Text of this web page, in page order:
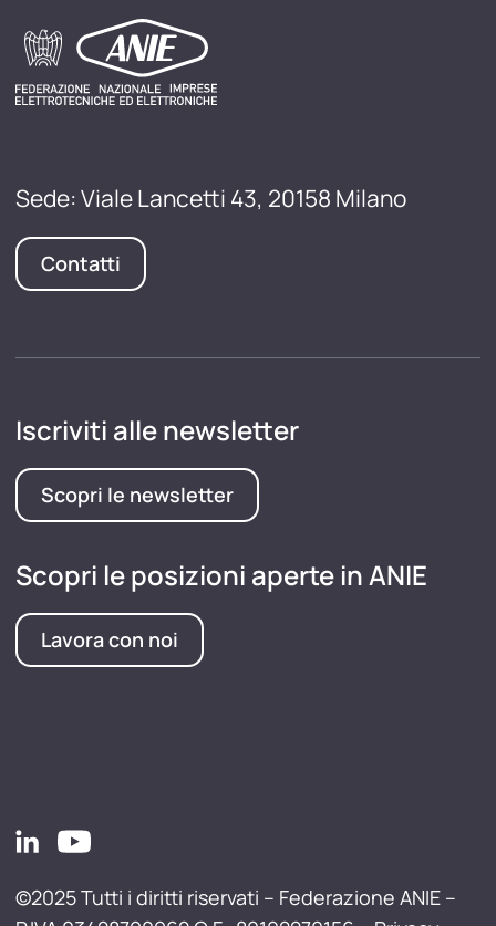
Sede: Viale Lancetti 43, 20158 Milano
Contatti
Iscriviti alle newsletter
Scopri le newsletter
Scopri le posizioni aperte in ANIE
Lavora con noi
©2025 Tutti i diritti riservati – Federazione ANIE –